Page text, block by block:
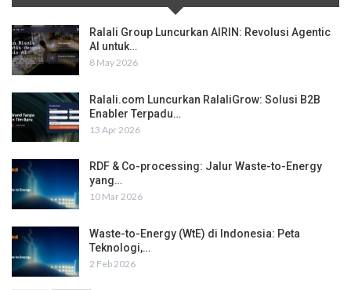
Ralali Group Luncurkan AIRIN: Revolusi Agentic
AI untuk…
8 May 2026
Ralali.com Luncurkan RalaliGrow: Solusi B2B
Enabler Terpadu…
13 Apr 2026
RDF & Co-processing: Jalur Waste-to-Energy
yang…
10 Mar 2026
Waste-to-Energy (WtE) di Indonesia: Peta
Teknologi,…
2 Feb 2026